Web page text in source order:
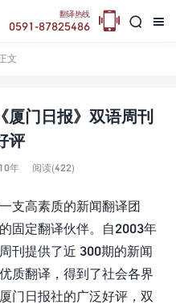


翻译热线
0591-87825486 
文
厦门日报》双语周刊
评
年 阅读(422)
支高素质的新闻翻译团
固定翻译伙伴。自2003年
刊提供了近 300期的新闻
质翻译，得到了社会各界
门日报社的广泛好评，双